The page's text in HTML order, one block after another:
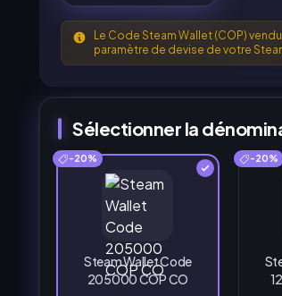
Le Code Steam Wallet (COP)
paramètre de devise de votre
Sélectionner la
-20%
Steam Wallet Code
205000 COP CO
-20%